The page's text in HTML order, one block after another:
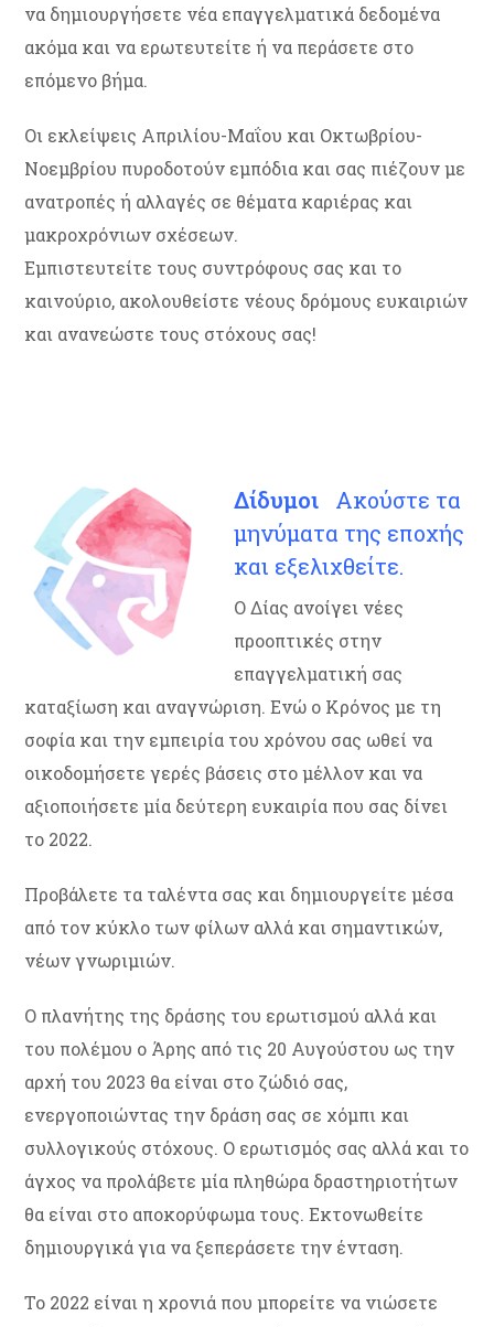
να δημιουργήσετε νέα επαγγελματικά δεδομένα
ακόμα και να ερωτευτείτε ή να περάσετε στο
επόμενο βήμα.
Οι εκλείψεις Απριλίου-Μαΐου και Οκτωβρίου-
Νοεμβρίου πυροδοτούν εμπόδια και σας πιέζουν με
ανατροπές ή αλλαγές σε θέματα καριέρας και
μακροχρόνιων σχέσεων.
Εμπιστευτείτε τους συντρόφους σας και το
καινούριο, ακολουθείστε νέους δρόμους ευκαιριών
και ανανεώστε τους στόχους σας!
Δίδυμοι Ακούστε τα
μηνύματα της εποχής
και εξελιχθείτε.
Ο Δίας ανοίγει νέες
προοπτικές στην
επαγγελματική σας
καταξίωση και αναγνώριση. Ενώ ο Κρόνος με τη
σοφία και την εμπειρία του χρόνου σας ωθεί να
οικοδομήσετε γερές βάσεις στο μέλλον και να
αξιοποιήσετε μία δεύτερη ευκαιρία που σας δίνει
το 2022.
Προβάλετε τα ταλέντα σας και δημιουργείτε μέσα
από τον κύκλο των φίλων αλλά και σημαντικών,
νέων γνωριμιών.
Ο πλανήτης της δράσης του ερωτισμού αλλά και
του πολέμου ο Άρης από τις 20 Αυγούστου ως την
αρχή του 2023 θα είναι στο ζώδιό σας,
ενεργοποιώντας την δράση σας σε χόμπι και
συλλογικούς στόχους. Ο ερωτισμός σας αλλά και το
άγχος να προλάβετε μία πληθώρα δραστηριοτήτων
θα είναι στο αποκορύφωμα τους. Εκτονωθείτε
δημιουργικά για να ξεπεράσετε την ένταση.
Το 2022 είναι η χρονιά που μπορείτε να νιώσετε